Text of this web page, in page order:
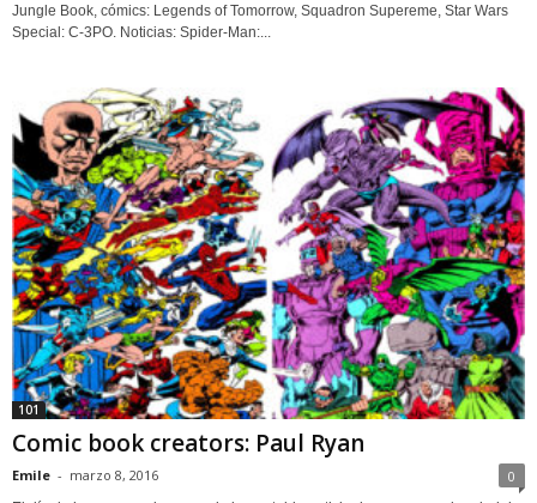
Jungle Book, cómics: Legends of Tomorrow, Squadron Supereme, Star Wars
Special: C-3PO. Noticias: Spider-Man:...
101
Comic book creators: Paul Ryan
Emile - marzo 8, 2016 0